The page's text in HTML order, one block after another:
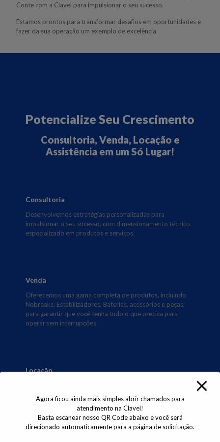
Conte com a Clavel para impulsionar o seu sucesso.
Estamos prontos para transformar desafios em oportunidades e
fazer da sua operação um exemplo de excelência.
Potencialize Seu Crescimento
Consultoria, Venda, Locação e
Assistência em um Só Lugar!
Consultoria
Desenvolvemos estratégias personalizadas para
impulsionar o seu sucesso, com dimensionamento técnico
especializado em produtos e serviços.
Venda
Oferecemos uma gama completa de produtos, incluindo
Nobreaks, Estabilizadores, Baterias, acessórios e peças,
para garantir que você tenha tudo o que precisa para
operar sem interrupções.
Locação
Estabilizadores, proporcionando flexibilidade para o seu
Agora ficou ainda mais simples abrir chamados para
atendimento na Clavel!
Basta escanear nosso QR Code abaixo e você será
direcionado automaticamente para a página de solicitação.